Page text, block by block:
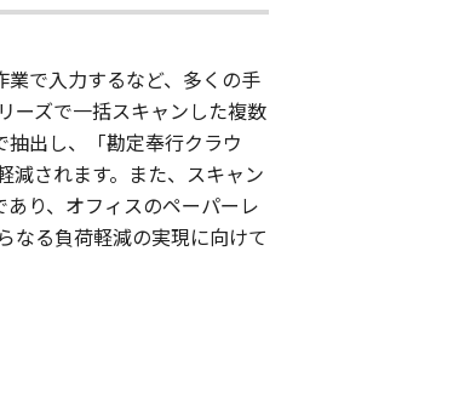
で入力するなど、多くの手
ーズで一括スキャンした複数
出し、「勘定奉行クラウ
減されます。また、スキャン
り、オフィスのペーパーレ
なる負荷軽減の実現に向けて